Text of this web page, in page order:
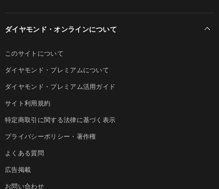
ダイヤモンド・オンラインについて
このサイトについて
ダイヤモンド・プレミアムについて
ダイヤモンド・プレミアム活用ガイド
サイト利用規約
特定商取引に関する法律に基づく表示
プライバシーポリシー・著作権
よくある質問
広告掲載
お問い合わせ